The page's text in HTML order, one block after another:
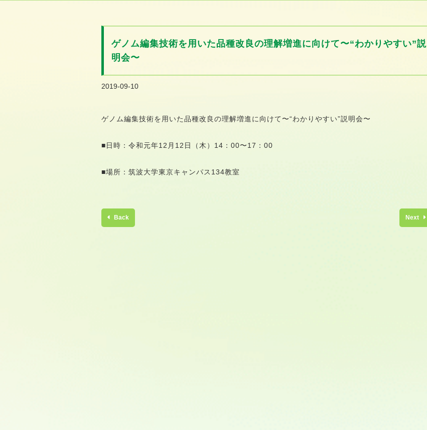
ゲノム編集技術を用いた品種改良の理解増進に向けて〜“わかりやすい”説
明会〜
2019-09-10
ゲノム編集技術を用いた品種改良の理解増進に向けて〜“わかりやすい”説明会〜
■日時：令和元年12月12日（木）14：00〜17：00
■場所：筑波大学東京キャンパス134教室
Back Next